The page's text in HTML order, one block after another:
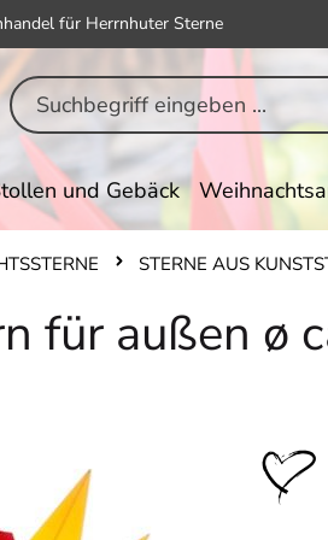
für Herrnhuter Sterne
und Gebäck
STERNE AUS
für außen ø